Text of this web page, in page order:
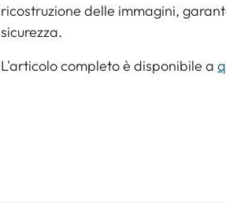
ricostruzione delle immagini,
sicurezza.
L'articolo completo è disponibile a